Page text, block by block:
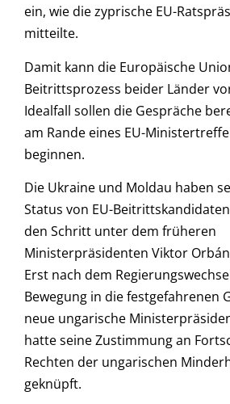
ein, wie die zyprische EU-
mitteilte.
Damit kann die Europäische
Beitrittsprozess beider Länder
Idealfall sollen die Gespräche
am Rande eines EU-
beginnen.
Die Ukraine und Moldau haben
Status von EU-
den Schritt unter dem früheren
Ministerpräsidenten Viktor
Erst nach dem
Bewegung in die festgefahrenen
neue ungarische
hatte seine Zustimmung an
Rechten der ungarischen
geknüpft.